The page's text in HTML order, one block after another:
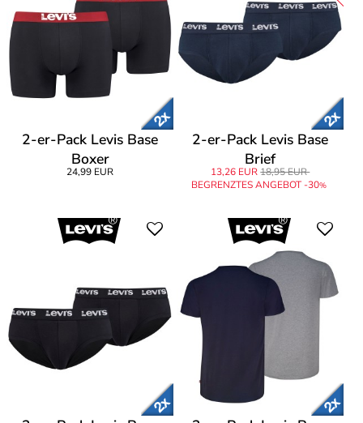
2-er-Pack Levis Base
Boxer
24,99 EUR
2-er-Pack Levis Base
Brief
13,26 EUR 18,95 EUR
BEGRENZTES ANGEBOT -30%